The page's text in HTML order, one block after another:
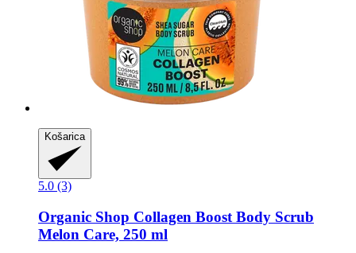
Košarica
5.0 (3)
Organic Shop Collagen Boost Body Scrub
Melon Care, 250 ml